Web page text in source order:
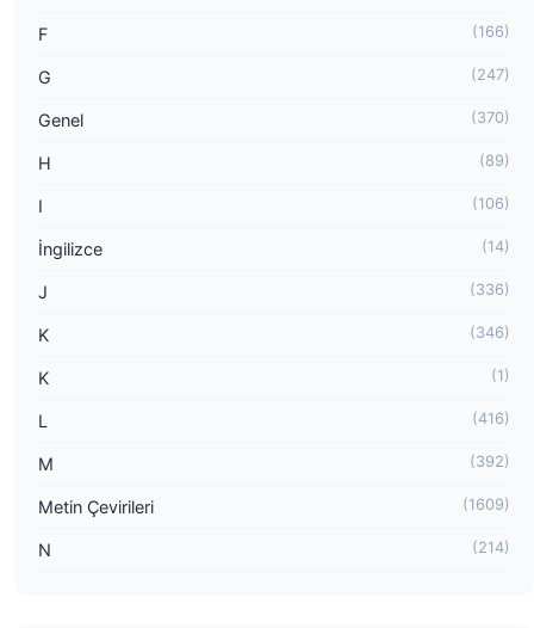
F (166)
G (247)
Genel (370)
H (89)
I (106)
İngilizce (14)
J (336)
K (346)
K (1)
L (416)
M (392)
Metin Çevirileri (1609)
N (214)